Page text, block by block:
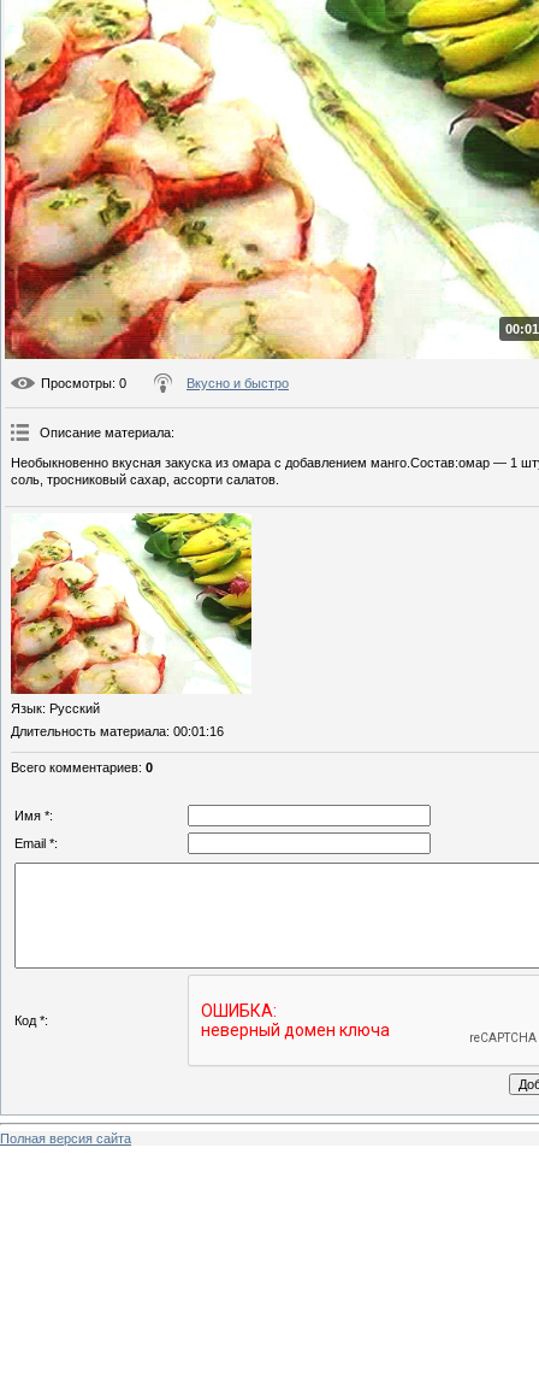
Просмотры: 0 Вкусно и быстро
Описание материала:
Необыкновенно вкусная закуска из омара с добавлением манго.Состав:омар — 1
соль, тросниковый сахар, ассорти салатов.
Язык: Русский
Длительность материала: 00:01:16
Всего комментариев: 0
Имя *:
Email *:
Код *:
Полная версия сайта